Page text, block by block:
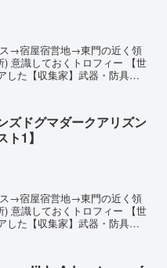
→宿屋宿営地→東門の近く領
意識しておくトロフィー 【世
した【収集家】武器・防具を
ズドグマダークアリズン
ト1】
→宿屋宿営地→東門の近く領
意識しておくトロフィー 【世
した【収集家】武器・防具を